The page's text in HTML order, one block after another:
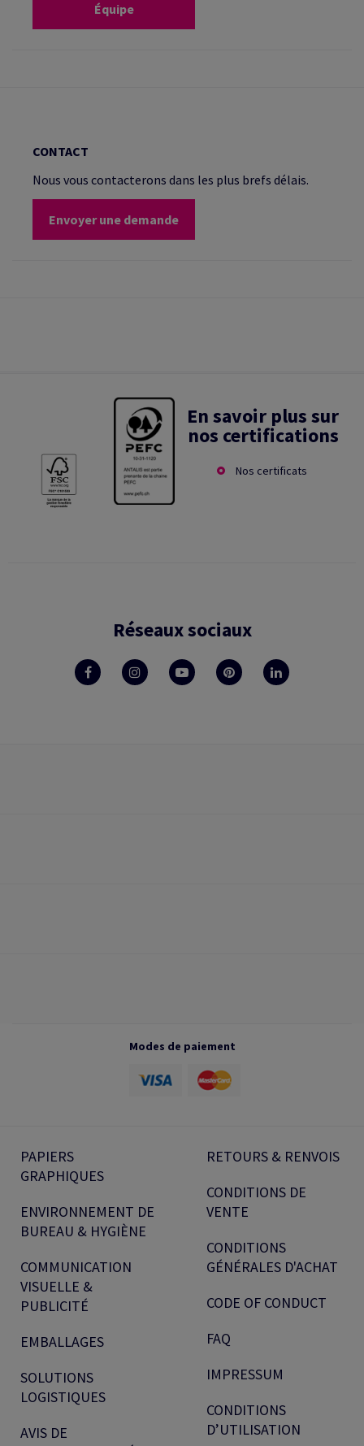
Équipe
CONTACT
Nous vous contacterons dans les plus brefs délais.
Envoyer une demande
En savoir plus sur
nos certifications
Nos certificats
Réseaux sociaux
Modes de paiement
PAPIERS
GRAPHIQUES
ENVIRONNEMENT DE
BUREAU & HYGIÈNE
COMMUNICATION
VISUELLE &
PUBLICITÉ
EMBALLAGES
SOLUTIONS
LOGISTIQUES
AVIS DE
RETOURS & RENVOIS
CONDITIONS DE
VENTE
CONDITIONS
GÉNÉRALES D'ACHAT
CODE OF CONDUCT
FAQ
IMPRESSUM
CONDITIONS
D’UTILISATION